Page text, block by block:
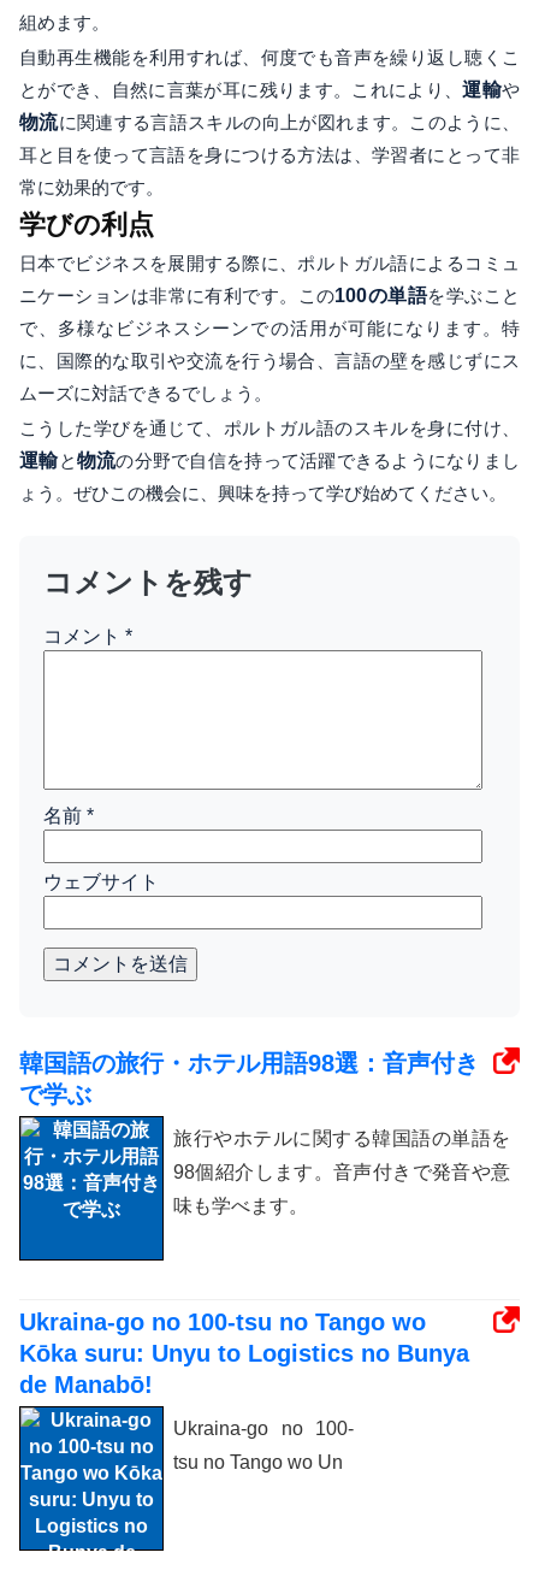
組めます。
自動再生機能を利用すれば、何度でも音声を繰り返し聴くこ
とができ、自然に言葉が耳に残ります。これにより、運輸や
物流に関連する言語スキルの向上が図れます。このように、
耳と目を使って言語を身につける方法は、学習者にとって非
常に効果的です。
学びの利点
日本でビジネスを展開する際に、ポルトガル語によるコミュ
ニケーションは非常に有利です。この100の単語を学ぶこと
で、多様なビジネスシーンでの活用が可能になります。特
に、国際的な取引や交流を行う場合、言語の壁を感じずにス
ムーズに対話できるでしょう。
こうした学びを通じて、ポルトガル語のスキルを身に付け、
運輸と物流の分野で自信を持って活躍できるようになりまし
ょう。ぜひこの機会に、興味を持って学び始めてください。
コメントを残す
コメント *
名前 *
ウェブサイト
コメントを送信
韓国語の旅行・ホテル用語98選：音声付き
で学ぶ
旅行やホテルに関する韓国語の単語を
98個紹介します。音声付きで発音や意
味も学べます。
Ukraina-go no 100-tsu no Tango wo
Kōka suru: Unyu to Logistics no Bunya
de Manabō!
Ukraina-go no 100-
tsu no Tango wo Un